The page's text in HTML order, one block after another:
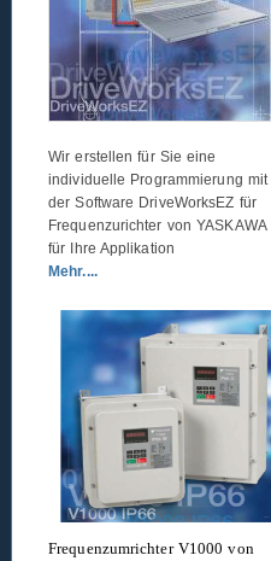
Wir erstellen für Sie eine
individuelle Programmierung mit
der Software DriveWorksEZ für
Frequenzurichter von YASKAWA
für Ihre Applikation
Mehr....
Frequenzumrichter V1000 von